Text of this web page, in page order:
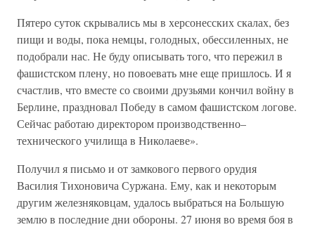
Пятеро суток скрывались мы в херсонесских скалах, без
пищи и воды, пока немцы, голодных, обессиленных, не
подобрали нас. Не буду описывать того, что пережил в
фашистском плену, но повоевать мне еще пришлось. И я
счастлив, что вместе со своими друзьями кончил войну в
Берлине, праздновал Победу в самом фашистском логове.
Сейчас работаю директором производственно–
технического училища в Николаеве».
Получил я письмо и от замкового первого орудия
Василия Тихоновича Суржана. Ему, как и некоторым
другим железняковцам, удалось выбраться на Большую
землю в последние дни обороны. 27 июня во время боя в